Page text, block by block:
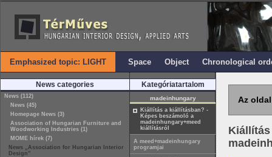
Emphasized topic: LIGHT Space Object Chronological
News categories
News (112)
News (45)
Homepage News (3)
Association of Hungarian Furniture and
Woodworking Industries (1)
MOME hírek (7)
News „Association for Hungarian Interior
Design”
Kategóriatartalom
madeinhungary
Kiállítás a kiállításban? -
Képes beszámoló a
madeinhungary+meed
kiállításról
A meed+madeinhungary
programjai
Az